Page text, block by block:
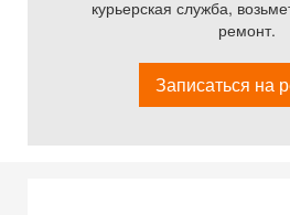
курьерская служба,
ремонт.
Записаться на